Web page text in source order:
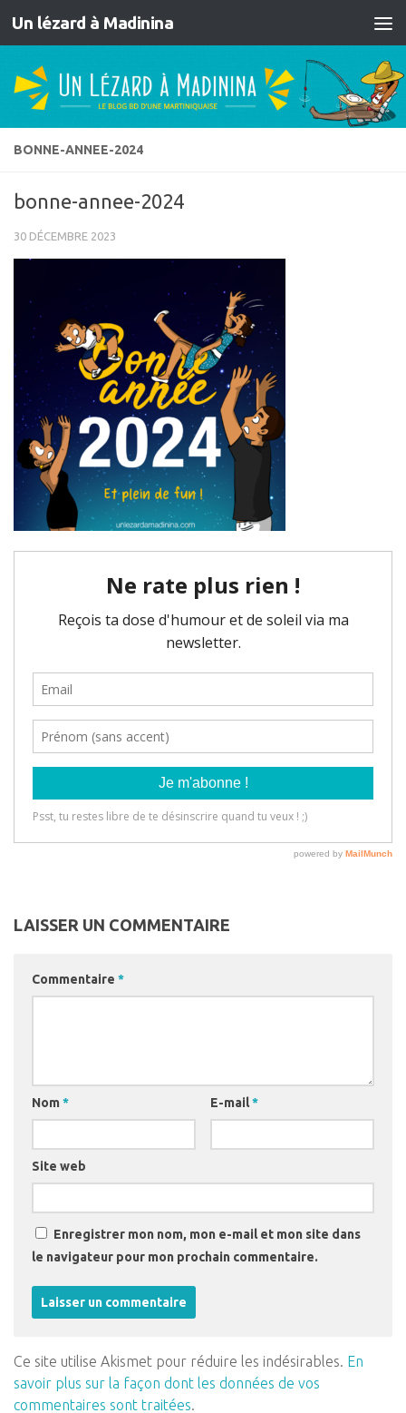
Skip to content
Un lézard à Madinina
BONNE-ANNEE-2024
bonne-annee-2024
30 DÉCEMBRE 2023
LAISSER UN COMMENTAIRE
Commentaire *
Nom * E-mail*
Site web
Enregistrer mon nom, mon e-mail et mon site dans
le navigateur pour mon prochain commentaire.
Ce site utilise Akismet pour réduire les indésirables. En
savoir plus sur la façon dont les données de vos
commentaires sont traitées.